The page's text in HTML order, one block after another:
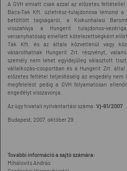
A GVH emiatt csak azzal az előzetes feltétellel
Bács-Tak Kft. üzletrész-tulajdonosa lemond a
betöltött tagságáról, a Kiskunhalasi
visszahívja a Hungerit tulajdonos-
versenyhatóság emellett kötelezettségként
Tak Kft. és az általa közvetlenül vagy
vásárolhatnak Hungerit Zrt. részvényt,
személy nem lehet egyidejűleg választott
vállalkozás-csoportban és a Hungerit Zrt.
előzetes feltétel teljesítéséig az engedély
megfelelést pedig a GVH folyamatosan
engedélyt visszavonja.
Az ügy hivatali nyilvántartási száma: Vj-91/2007
Budapest, 2007. október 29.
További információ a sajtó számára:
Mihálovits András